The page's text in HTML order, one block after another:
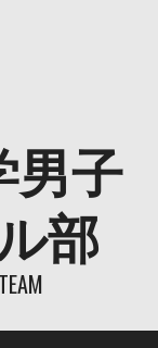
男子
部